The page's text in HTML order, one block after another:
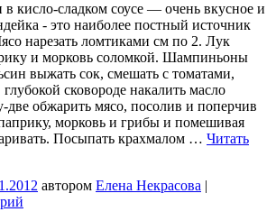
кисло-сладком соусе — очень вкусное и
- это наиболее постный источник
нарезать ломтиками см по 2. Лук
и морковь соломкой. Шампиньоны
выжать сок, смешать с томатами,
сковороде накалить масло
две обжарить мясо, посолив и поперчив
морковь и грибы и помешивая
Посыпать крахмалом … Читать
автором Елена Некрасова |